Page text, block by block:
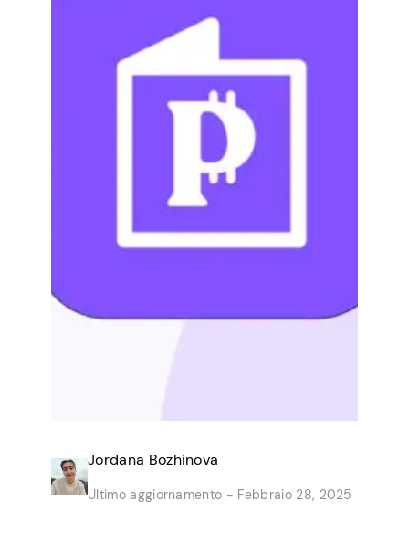
Jordana Bozhinova
Ultimo aggiornamento - Febbraio 28, 2025